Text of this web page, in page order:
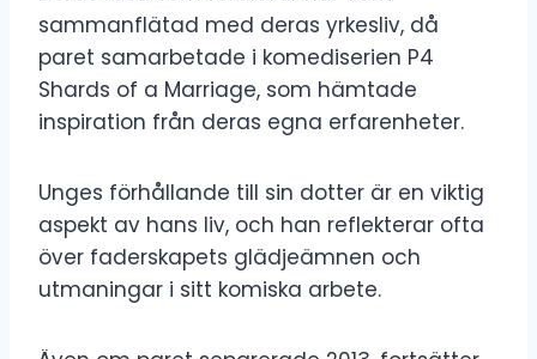
sammanflätad med deras yrkesliv, då
paret samarbetade i komediserien P4
Shards of a Marriage, som hämtade
inspiration från deras egna erfarenheter.
Unges förhållande till sin dotter är en viktig
aspekt av hans liv, och han reflekterar ofta
över faderskapets glädjeämnen och
utmaningar i sitt komiska arbete.